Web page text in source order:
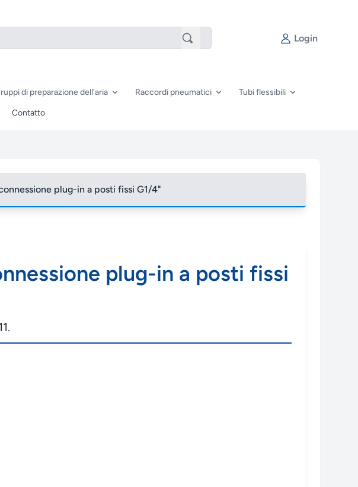
Login
di preparazione dell'aria Raccordi pneumatici Tubi flessibili
Contatto
plug-in a posti fissi G1/4"
plug-in a posti fissi